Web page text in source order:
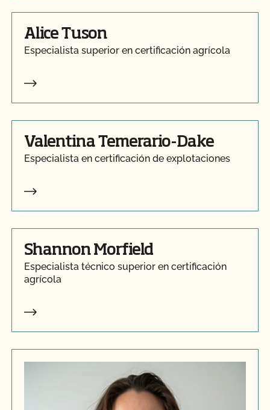
Alice Tuson
Especialista superior en certificación agrícola
Valentina Temerario-Dake
Especialista en certificación de explotaciones
Shannon Morfield
Especialista técnico superior en certificación
agrícola
Halli Winstead
Especialista superior en certificación agrícola